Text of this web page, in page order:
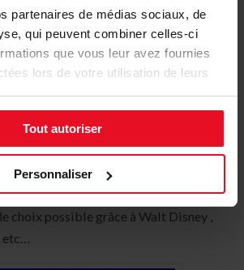
partenaires de médias sociaux, de
qui peuvent combiner celles-ci
que vous leur avez fournies
lors de votre utilisation de leurs
Tout autoriser
Personnaliser
Source: momes.net
choix possible grâce à Walt Disney ,
etc…